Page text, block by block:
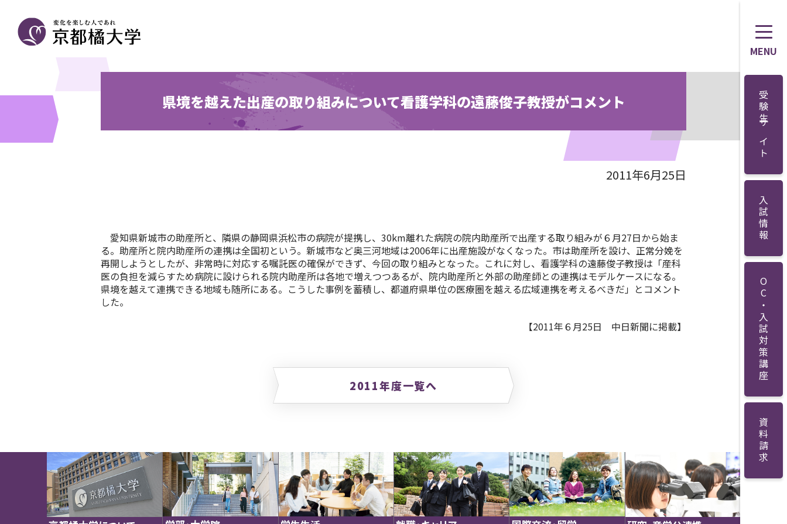
MENU
受験生サイト
入試情報
OC・入試対策講座
資料請求
県境を越えた出産の取り組みについて看護学科の遠藤俊子教授がコメント
2011年6月25日
愛知県新城市の助産所と、隣県の静岡県浜松市の病院が提携し、30km離れた病院の院内助産所で出産する取り組みが６月27日から始ま
る。助産所と院内助産所の連携は全国初という。新城市など奥三河地域は2006年に出産施設がなくなった。市は助産所を設け、正常分娩を
再開しようとしたが、非常時に対応する嘱託医の確保ができず、今回の取り組みとなった。これに対し、看護学科の遠藤俊子教授は「産科
医の負担を減らすため病院に設けられる院内助産所は各地で増えつつあるが、院内助産所と外部の助産師との連携はモデルケースになる。
県境を越えて連携できる地域も随所にある。こうした事例を蓄積し、都道府県単位の医療圏を越える広域連携を考えるべきだ」とコメント
した。
【2011年６月25日 中日新聞に掲載】
2011年度一覧へ